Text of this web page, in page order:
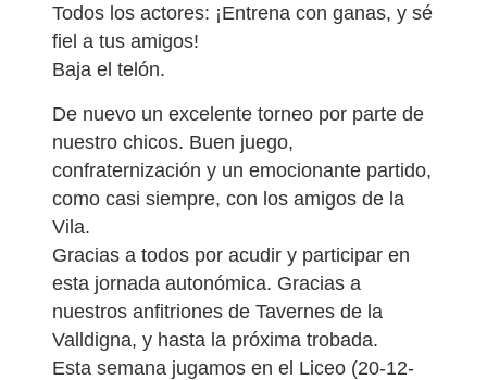
Todos los actores: ¡Entrena con ganas, y sé
fiel a tus amigos!
Baja el telón.
De nuevo un excelente torneo por parte de
nuestro chicos. Buen juego,
confraternización y un emocionante partido,
como casi siempre, con los amigos de la
Vila.
Gracias a todos por acudir y participar en
esta jornada autonómica. Gracias a
nuestros anfitriones de Tavernes de la
Valldigna, y hasta la próxima trobada.
Esta semana jugamos en el Liceo (20-12-